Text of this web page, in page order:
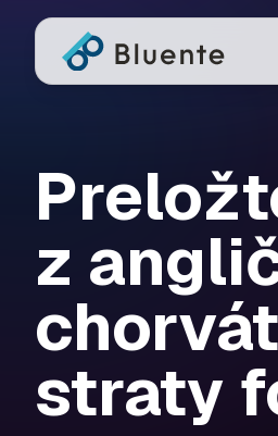
z
straty